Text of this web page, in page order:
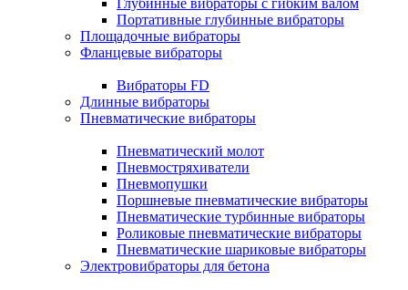
Глубинные вибраторы с гибким валом
Портативные глубинные вибраторы
Площадочные вибраторы
Фланцевые вибраторы
Вибраторы FD
Длинные вибраторы
Пневматические вибраторы
Пневматический молот
Пневмостряхиватели
Пневмопушки
Поршневые пневматические вибраторы
Пневматические турбинные вибраторы
Роликовые пневматические вибраторы
Пневматические шариковые вибраторы
Электровибраторы для бетона